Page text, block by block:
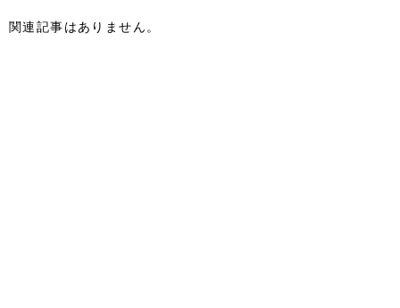
関連記事はありません。